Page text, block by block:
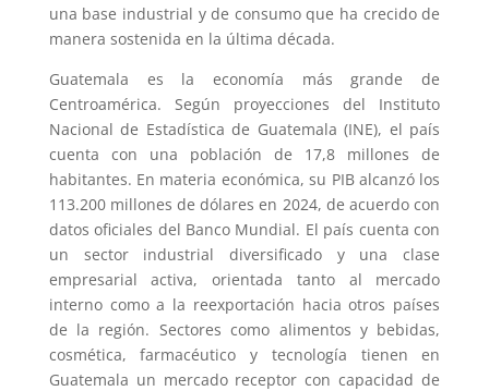
una base industrial y de consumo que ha crecido de
manera sostenida en la última década.
Guatemala es la economía más grande de
Centroamérica. Según proyecciones del Instituto
Nacional de Estadística de Guatemala (INE), el país
cuenta con una población de 17,8 millones de
habitantes. En materia económica, su PIB alcanzó los
113.200 millones de dólares en 2024, de acuerdo con
datos oficiales del Banco Mundial. El país cuenta con
un sector industrial diversificado y una clase
empresarial activa, orientada tanto al mercado
interno como a la reexportación hacia otros países
de la región. Sectores como alimentos y bebidas,
cosmética, farmacéutico y tecnología tienen en
Guatemala un mercado receptor con capacidad de